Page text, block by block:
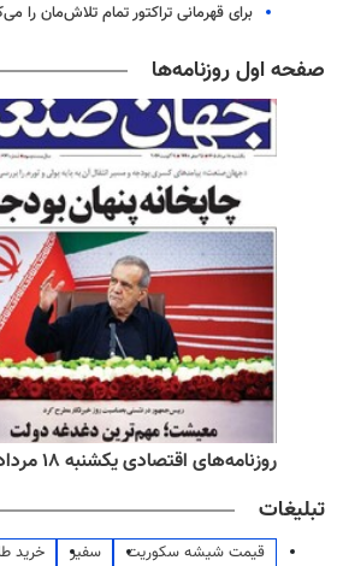
برای قهرمانی تراکتور تمام تلاش‌مان را
صفحه اول روزنامه‌ها
روزنامه‌های اقتصادی یکشنبه ۱۸ مرداد ۱۴۰۵
تبلیغات
قیمت شیشه سکوریت سفیر خرید